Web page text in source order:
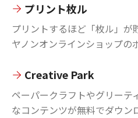
プリント枚ル
プリントするほど「枚ル」が
ヤノンオンラインショップの
Creative Park
ペーパークラフトやグリーテ
なコンテンツが無料でダウン